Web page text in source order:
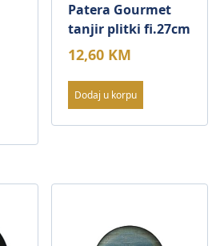
Patera Gourmet
tanjir plitki fi.27cm
12,60 KM
Dodaj u korpu